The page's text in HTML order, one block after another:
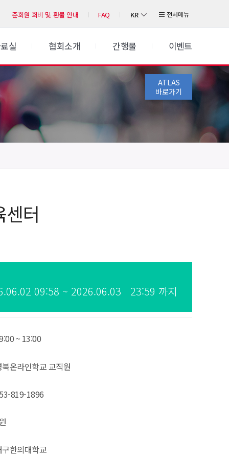
준회원 회비 및 환불 안내 FAQ KR 전체메뉴
실 협회소개 간행물 이벤트
ATLAS
바로가기
터
09:58 ~ 2026.06.03 23:59 까지
~ 13:00
온라인학교 교직원
819-1896
한의대학교